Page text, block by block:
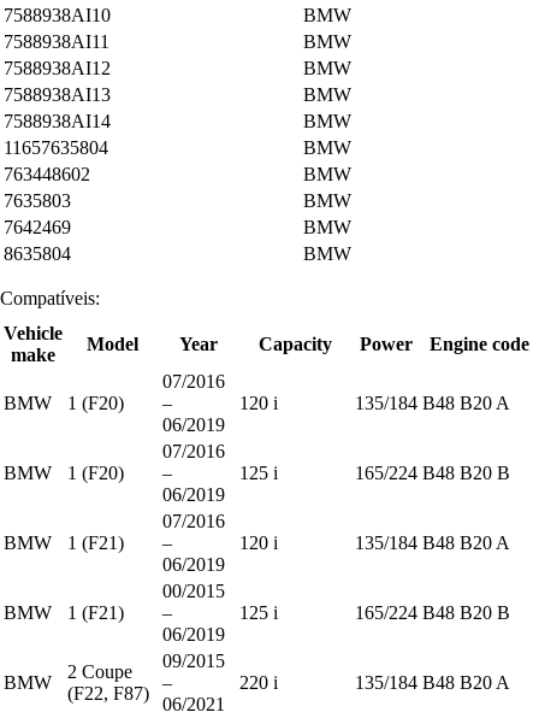
7588938AI10
BMW
7588938AI11
BMW
7588938AI12
BMW
7588938AI13
BMW
7588938AI14
BMW
11657635804
BMW
763448602
BMW
7635803
BMW
7642469
BMW
8635804
BMW
Compatíveis:
Vehicle
make
Model Year Capacity Power Engine code
BMW 1 (F20)
07/2016
–
06/2019
120 i 135/184 B48 B20 A
BMW 1 (F20)
07/2016
–
06/2019
125 i 165/224 B48 B20 B
BMW 1 (F21)
07/2016
–
06/2019
120 i 135/184 B48 B20 A
BMW 1 (F21)
00/2015
–
06/2019
125 i 165/224 B48 B20 B
BMW
2 Coupe
(F22, F87)
09/2015
–
06/2021
220 i 135/184 B48 B20 A